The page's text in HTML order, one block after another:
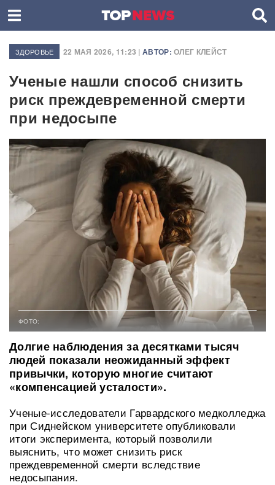
ЗДОРОВЬЕ 22 МАЯ 2026, 11:23 | АВТОР: ОЛЕГ КЛЕЙСТ
Ученые нашли способ снизить
риск преждевременной смерти
при недосыпе
ФОТО:
Долгие наблюдения за десятками тысяч
людей показали неожиданный эффект
привычки, которую многие считают
«компенсацией усталости».
Ученые-исследователи Гарвардского медколледжа
при Сиднейском университете опубликовали
итоги эксперимента, который позволили
выяснить, что может снизить риск
преждевременной смерти вследствие
недосыпания.